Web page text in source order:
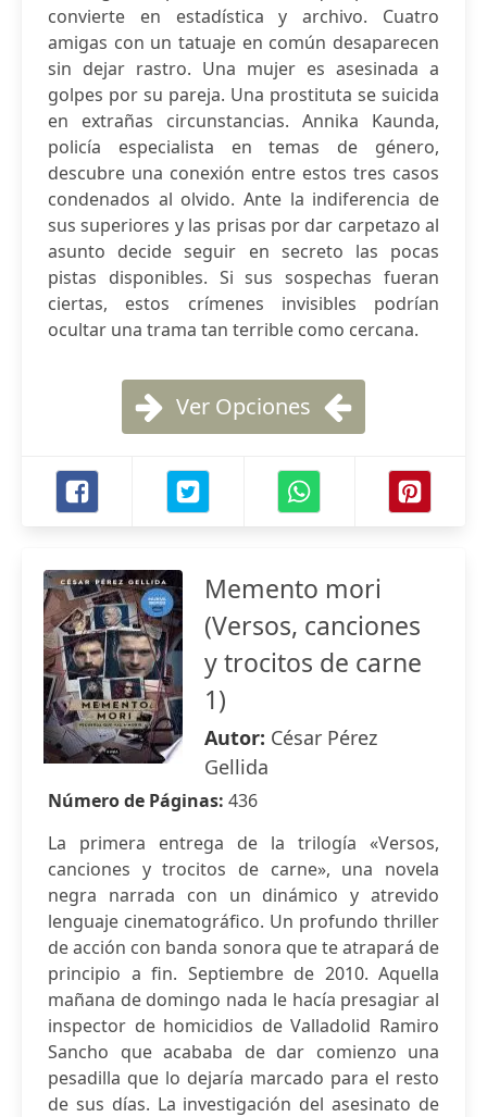
convierte en estadística y archivo. Cuatro
amigas con un tatuaje en común desaparecen
sin dejar rastro. Una mujer es asesinada a
golpes por su pareja. Una prostituta se suicida
en extrañas circunstancias. Annika Kaunda,
policía especialista en temas de género,
descubre una conexión entre estos tres casos
condenados al olvido. Ante la indiferencia de
sus superiores y las prisas por dar carpetazo al
asunto decide seguir en secreto las pocas
pistas disponibles. Si sus sospechas fueran
ciertas, estos crímenes invisibles podrían
ocultar una trama tan terrible como cercana.
Ver Opciones
Memento mori
(Versos, canciones
y trocitos de carne
1)
Autor: César Pérez
Gellida
Número de Páginas: 436
La primera entrega de la trilogía «Versos,
canciones y trocitos de carne», una novela
negra narrada con un dinámico y atrevido
lenguaje cinematográfico. Un profundo thriller
de acción con banda sonora que te atrapará de
principio a fin. Septiembre de 2010. Aquella
mañana de domingo nada le hacía presagiar al
inspector de homicidios de Valladolid Ramiro
Sancho que acababa de dar comienzo una
pesadilla que lo dejaría marcado para el resto
de sus días. La investigación del asesinato de